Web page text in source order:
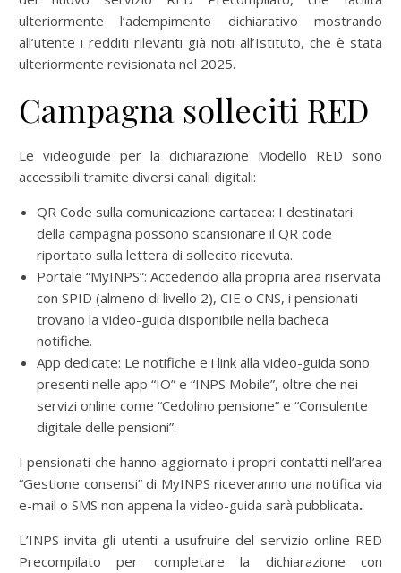
ulteriormente l’adempimento dichiarativo mostrando
all’utente i redditi rilevanti già noti all’Istituto, che è stata
ulteriormente revisionata nel 2025.
Campagna solleciti RED
Le videoguide per la dichiarazione Modello RED sono
accessibili tramite diversi canali digitali:
QR Code sulla comunicazione cartacea: I destinatari
della campagna possono scansionare il QR code
riportato sulla lettera di sollecito ricevuta.
Portale “MyINPS”: Accedendo alla propria area riservata
con SPID (almeno di livello 2), CIE o CNS, i pensionati
trovano la video-guida disponibile nella bacheca
notifiche.
App dedicate: Le notifiche e i link alla video-guida sono
presenti nelle app “IO” e “INPS Mobile”, oltre che nei
servizi online come “Cedolino pensione” e “Consulente
digitale delle pensioni”.
I pensionati che hanno aggiornato i propri contatti nell’area
“Gestione consensi” di MyINPS riceveranno una notifica via
e-mail o SMS non appena la video-guida sarà pubblicata.
L’INPS invita gli utenti a usufruire del servizio online RED
Precompilato per completare la dichiarazione con